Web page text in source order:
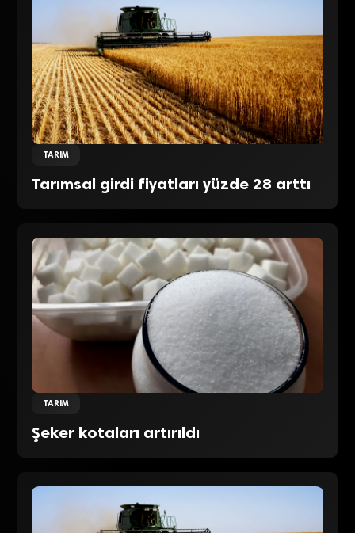
TARIM
Tarımsal girdi fiyatları yüzde 28 arttı
TARIM
Şeker kotaları artırıldı